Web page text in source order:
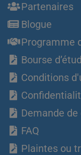
Partenaires
Blogue
Programme
Bourse
Conditions
Demande
FAQ
Plaintes ou